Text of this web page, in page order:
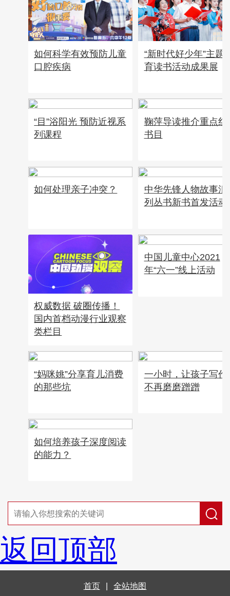
如何科学有效预防儿童
口腔疾病
“新时代好少年”主题
育读书活动成果展
“目”浴阳光 预防近视系
列课程
鞠萍导读推介重点红
书目
如何处理亲子冲突？
中华先锋人物故事汇
列丛书新书首发活动
权威数据 破圈传播！
国内首档动漫行业观察
类栏目
中国儿童中心2021
年“六一”线上活动
“妈咪姚”分享育儿消费
的那些坑
一小时，让孩子写作
不再磨磨蹭蹭
如何培养孩子深度阅读
的能力？
返回顶部
首页 全站地图